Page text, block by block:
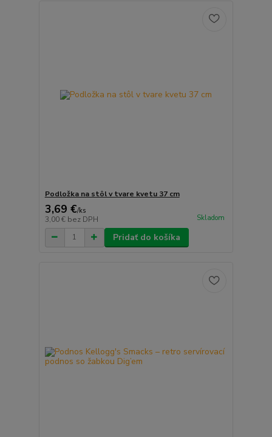
Podložka na stôl v tvare kvetu 37 cm
3,69 €/ks
3,00 € bez DPH Skladom
Pridať do košíka